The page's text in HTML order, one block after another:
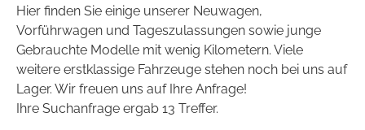
Hier finden Sie einige unserer Neuwagen,
Vorführwagen und Tageszulassungen sowie junge
Gebrauchte Modelle mit wenig Kilometern. Viele
weitere erstklassige Fahrzeuge stehen noch bei uns auf
Lager. Wir freuen uns auf Ihre Anfrage!
Ihre Suchanfrage ergab 13 Treffer.